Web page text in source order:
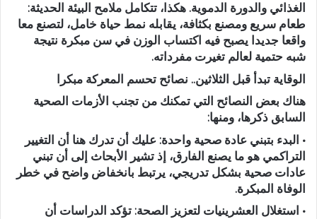
الغذائي والدورة الدموية. هكذا، تتكامل ملامح البيئة الحديثة:
طعام سريع ومصنع بكثافة، يقابله نمط حياة خامل، لتصنع معا
واقعا جديدا يصبح فيه اكتساب الوزن في سن مبكرة نتيجة
شبه حتمية لعالم تغيرت مفرداته.
الوقاية تبدأ قبل الثلاثين.. نصائح تحسم المعركة مبكرا
هناك بعض النصائح التي تمكنك من تجنب الأزمات الصحية
السابق ذكرها، ومنها:
• البدء بتبني عادة صحية واحدة: عليك أن تدرك هنا أن التغيير
التراكمي هو ما يصنع الفارق، إذ تشير الأبحاث إلى أن تبني
عادات صحية بشكل تدريجي، يرتبط بانخفاض واضح في خطر
الوفاة المبكرة.
• استغلال العشرينيات لتعزيز الصحة: تؤكد الدراسات أن